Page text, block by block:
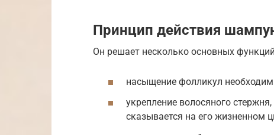
Принцип действия
Он решает несколько основных
насыщение фолликул
укрепление волосяного
сказывается на его жизненном